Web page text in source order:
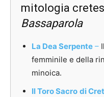
mitologia
Bassaparola
La Dea Serpente –
femminile e della
minoica.
Il Toro Sacro di